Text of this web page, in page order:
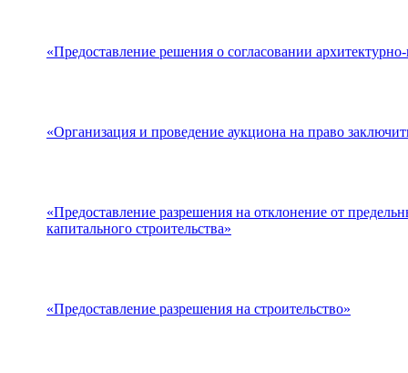
«Предоставление решения о согласовании
«Организация и проведение аукциона на право
«Предоставление разрешения на отклонение от
капитального строительства»
«Предоставление разрешения на строительство»